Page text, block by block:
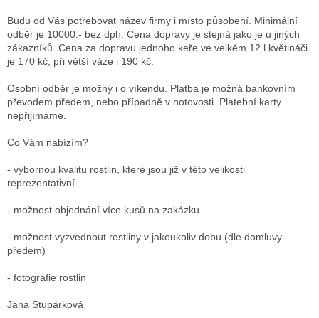
Budu od Vás potřebovat název firmy i místo působení. Minimální
odběr je 10000.- bez dph. Cena dopravy je stejná jako je u jiných
zákazníků. Cena za dopravu jednoho keře ve velkém 12 l květináči
je 170 kč, při větší váze i 190 kč.
Osobní odběr je možný i o víkendu. Platba je možná bankovním
převodem předem, nebo případně v hotovosti. Platební karty
nepřijímáme.
Co Vám nabízím?
- výbornou kvalitu rostlin, které jsou již v této velikosti
reprezentativní
- možnost objednání více kusů na zakázku
- možnost vyzvednout rostliny v jakoukoliv dobu (dle domluvy
předem)
- fotografie rostlin
Jana Stupárková